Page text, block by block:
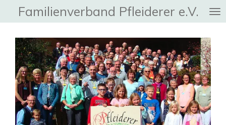
Zum
Hauptinhalt
Familienverband Pfleiderer e.V.